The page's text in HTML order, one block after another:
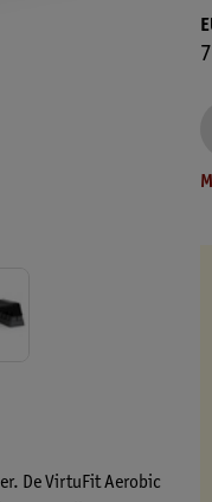
De VirtuFit Aerobic